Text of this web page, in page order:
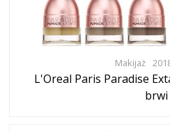
Makijaż
L'Oreal Paris Paradise
brwi